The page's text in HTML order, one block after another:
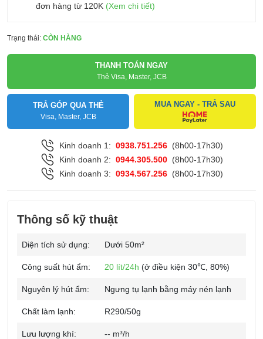
đơn hàng từ 120K (Xem chi tiết)
Trạng thái: CÒN HÀNG
THANH TOÁN NGAY
Thẻ Visa, Master, JCB
TRẢ GÓP QUA THẺ
Visa, Master, JCB
MUA NGAY - TRẢ SAU
Kinh doanh 1: 0938.751.256 (8h00-17h30)
Kinh doanh 2: 0944.305.500 (8h00-17h30)
Kinh doanh 3: 0934.567.256 (8h00-17h30)
Thông số kỹ thuật
Diện tích sử dụng: Dưới 50m²
Công suất hút ẩm: 20 lít/24h (ở điều kiện 30℃, 80%)
Nguyên lý hút ẩm: Ngưng tụ lạnh bằng máy nén lạnh
Chất làm lạnh: R290/50g
Lưu lượng khí: -- m³/h